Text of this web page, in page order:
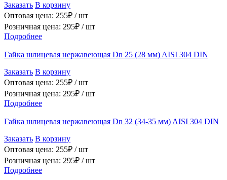
Заказать В корзину
Оптовая цена: 255₽ /шт
Розничная цена: 295₽ /шт
Подробнее
Гайка шлицевая нержавеющая Dn 25 (28 мм) AISI 304 DIN
Заказать В корзину
Оптовая цена: 255₽ /шт
Розничная цена: 295₽ /шт
Подробнее
Гайка шлицевая нержавеющая Dn 32 (34-35 мм) AISI 304 DIN
Заказать В корзину
Оптовая цена: 255₽ /шт
Розничная цена: 295₽ /шт
Подробнее